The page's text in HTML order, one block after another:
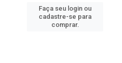
Faça seu login ou
cadastre-se para
comprar.